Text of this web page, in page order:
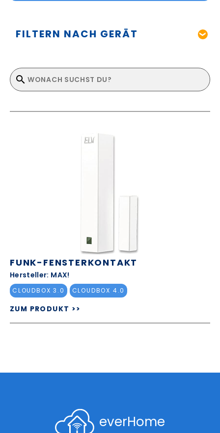
FILTERN NACH GERÄT
FUNK-FENSTERKONTAKT
Hersteller: MAX!
CLOUDBOX 3.0 CLOUDBOX 4.0
ZUM PRODUKT >>
everHome